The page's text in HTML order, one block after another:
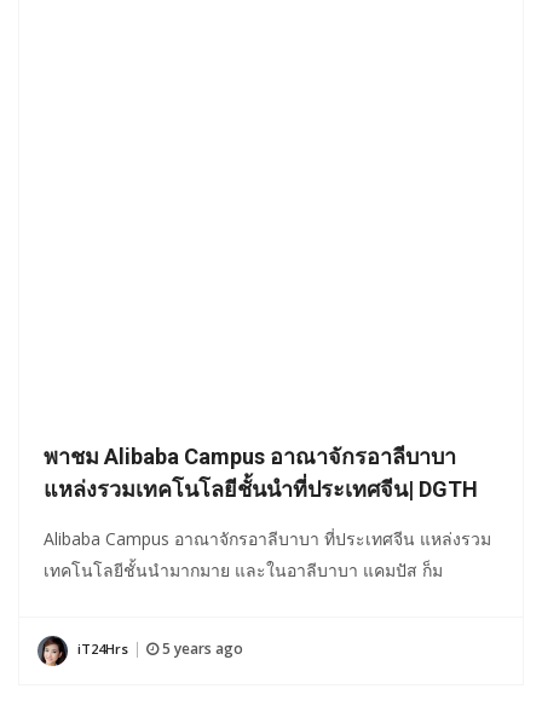
พาชม Alibaba Campus อาณาจักรอาลีบาบา
แหล่งรวมเทคโนโลยีชั้นนำที่ประเทศจีน| DGTH
Alibaba Campus อาณาจักรอาลีบาบา ที่ประเทศจีน แหล่งรวม
เทคโนโลยีชั้นนำมากมาย และในอาลีบาบา แคมปัส ก็ม
iT24Hrs 5 years ago